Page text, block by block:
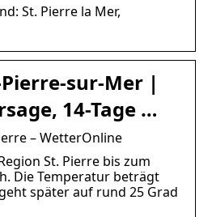
St. Pierre la Mer,
sur-Mer |
14-Tage …
– WetterOnline
St. Pierre bis zum
Die Temperatur beträgt
später auf rund 25 Grad